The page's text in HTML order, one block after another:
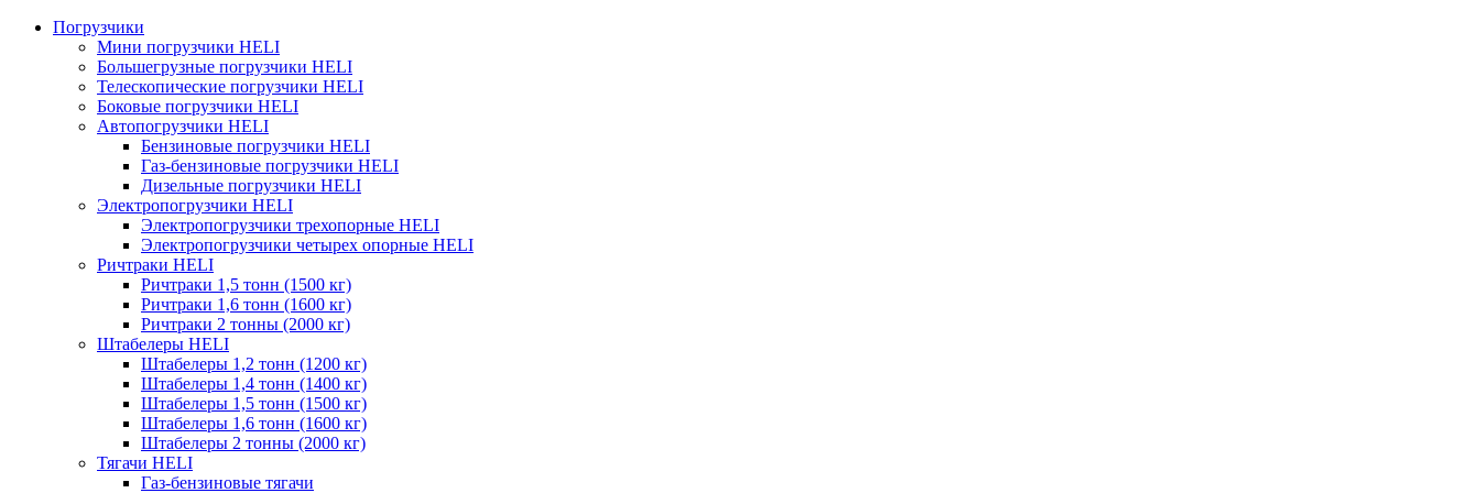
Погрузчики
Мини погрузчики HELI
Большегрузные погрузчики HELI
Телескопические погрузчики HELI
Боковые погрузчики HELI
Автопогрузчики HELI
Бензиновые погрузчики HELI
Газ-бензиновые погрузчики HELI
Дизельные погрузчики HELI
Электропогрузчики HELI
Электропогрузчики трехопорные HELI
Электропогрузчики четырех опорные HELI
Ричтраки HELI
Ричтраки 1,5 тонн (1500 кг)
Ричтраки 1,6 тонн (1600 кг)
Ричтраки 2 тонны (2000 кг)
Штабелеры HELI
Штабелеры 1,2 тонн (1200 кг)
Штабелеры 1,4 тонн (1400 кг)
Штабелеры 1,5 тонн (1500 кг)
Штабелеры 1,6 тонн (1600 кг)
Штабелеры 2 тонны (2000 кг)
Тягачи HELI
Газ-бензиновые тягачи